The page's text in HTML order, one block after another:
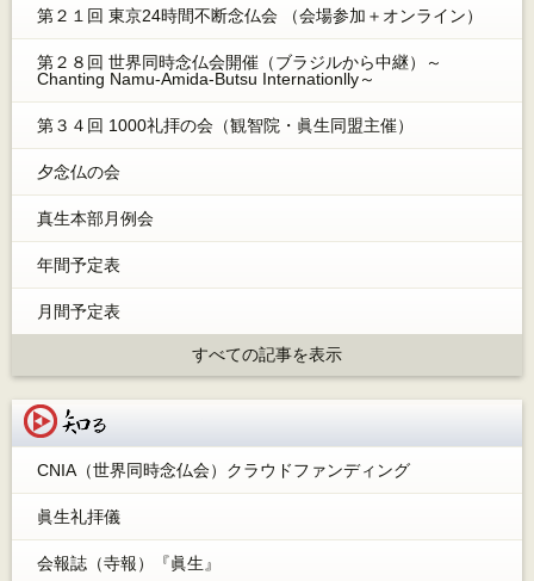
第２１回 東京24時間不断念仏会 （会場参加＋オンライン）
第２８回 世界同時念仏会開催（ブラジルから中継）～
Chanting Namu-Amida-Butsu Internationlly～
第３４回 1000礼拝の会（観智院・眞生同盟主催）
夕念仏の会
真生本部月例会
年間予定表
月間予定表
すべての記事を表示
CNIA（世界同時念仏会）クラウドファンディング
眞生礼拝儀
会報誌（寺報）『眞生』